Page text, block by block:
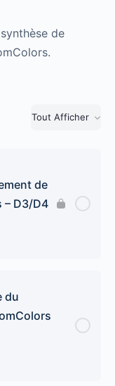
de
Tout Afficher
de
– D3/D4
du